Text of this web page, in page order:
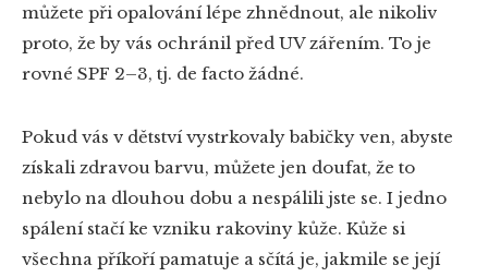
můžete při opalování lépe zhnědnout, ale nikoliv
proto, že by vás ochránil před UV zářením. To je
rovné SPF 2–3, tj. de facto žádné.
Pokud vás v dětství vystrkovaly babičky ven, abyste
získali zdravou barvu, můžete jen doufat, že to
nebylo na dlouhou dobu a nespálili jste se. I jedno
spálení stačí ke vzniku rakoviny kůže. Kůže si
všechna příkoří pamatuje a sčítá je, jakmile se její